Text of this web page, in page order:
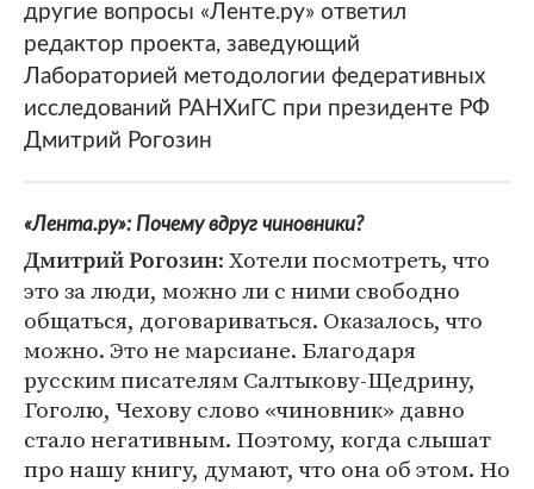
другие вопросы «Ленте.ру» ответил
редактор проекта, заведующий
Лабораторией методологии федеративных
исследований РАНХиГС при президенте РФ
Дмитрий Рогозин
«Лента.ру»: Почему вдруг чиновники?
Дмитрий Рогозин: Хотели посмотреть, что
это за люди, можно ли с ними свободно
общаться, договариваться. Оказалось, что
можно. Это не марсиане. Благодаря
русским писателям Салтыкову-Щедрину,
Гоголю, Чехову слово «чиновник» давно
стало негативным. Поэтому, когда слышат
про нашу книгу, думают, что она об этом. Но